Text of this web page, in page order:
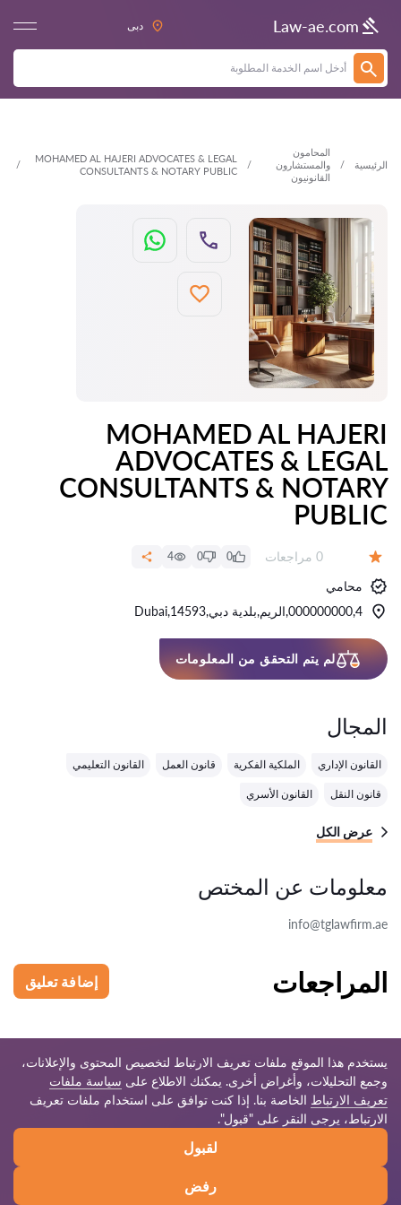
Law-ae.com دبى
الرئيسية
المحامون
والمستشارون
القانونيون
MOHAMED AL HAJERI ADVOCATES & LEGAL
CONSULTANTS & NOTARY PUBLIC
العودة
MOHAMED AL HAJERI
ADVOCATES & LEGAL
CONSULTANTS & NOTARY
PUBLIC
عدد المراجعات:
0 مراجعات 0
0
4
محامي
000000000,4,الريم,بلدية دبي,14593,Dubai
لم يتم التحقق من المعلومات
المجال
القانون الإداري الملكية الفكرية قانون العمل القانون التعليمي
قانون النقل القانون الأسري
عرض الكل
معلومات عن المختص
info@tglawfirm.ae
المراجعات إضافة تعليق
© 2026 Law-ae.com
خريطة الموقع
يستخدم هذا الموقع ملفات تعريف الارتباط لتخصيص المحتوى والإعلانات،
وجمع التحليلات، وأغراض أخرى. يمكنك الاطلاع على سياسة ملفات
تعريف الارتباط الخاصة بنا. إذا كنت توافق على استخدام ملفات تعريف
الارتباط، يرجى النقر على "قبول".
لقبول
رفض